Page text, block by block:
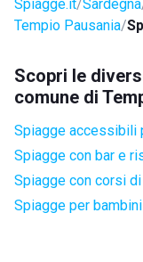
Spiagge.it Sardegna
Tempio Pausania
Scopri le
comune di
Spiagge accessibili
Spiagge con bar e
Spiagge con corsi
Spiagge per bambini